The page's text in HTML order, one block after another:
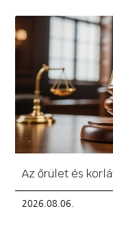
Az őrület és
2026.08.06.